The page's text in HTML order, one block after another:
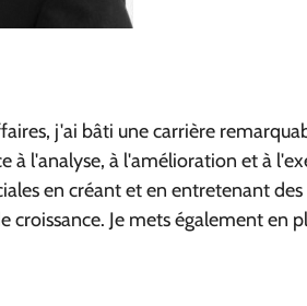
j'ai bâti une carrière
à l'analyse, à l'amélioration et à
en créant et en entretenant des
Je mets également en